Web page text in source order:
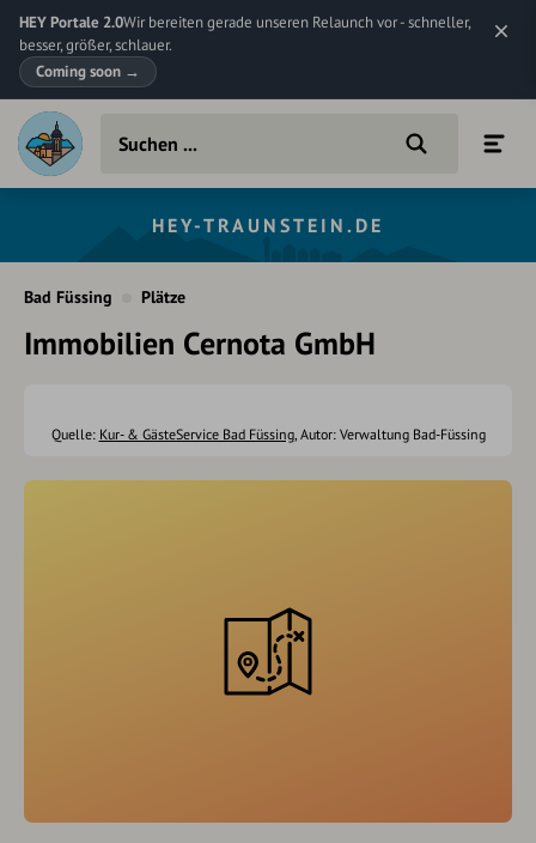
HEY Portale 2.0Wir bereiten gerade unseren Relaunch vor - schneller,
besser, größer, schlauer.
Coming soon →
HEY-TRAUNSTEIN.DE
Bad Füssing Plätze
Immobilien Cernota GmbH
Quelle: Kur- & GästeService Bad Füssing, Autor: Verwaltung Bad-Füssing